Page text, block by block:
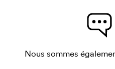
Nous sommes